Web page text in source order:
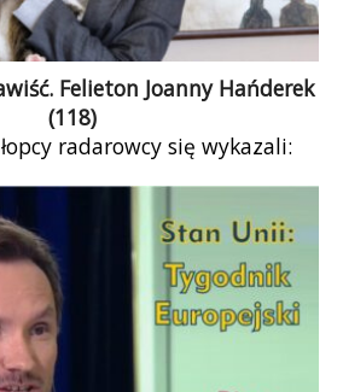
Felieton Joanny Hańderek
(118)
radarowcy się wykazali:
kobietę. To nic, że wszyscy
że pani ma immunitet i
poselskich. W naszym kraju
posłanka opozycji to nie
drugiej kategorii. Systemowa
właśnie na tym, że
osobę pozbawia się